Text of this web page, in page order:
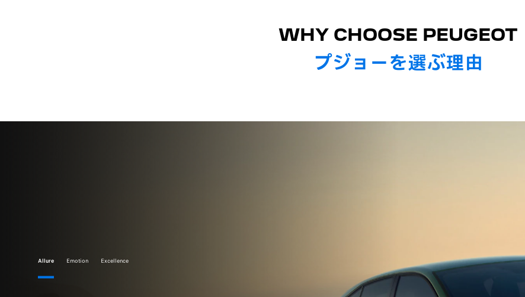
WHY CHOOSE PEUGEOT
プジョーを選ぶ理由
Allure Emotion Excellence